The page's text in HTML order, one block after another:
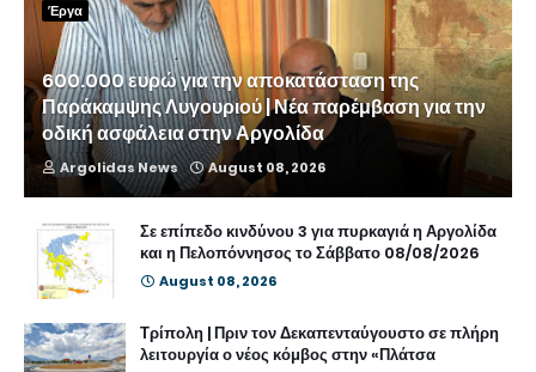
Έργα
600.000 ευρώ για την αποκατάσταση της
Παράκαμψης Λυγουριού | Νέα παρέμβαση για την
οδική ασφάλεια στην Αργολίδα
Argolidas News August 08, 2026
Σε επίπεδο κινδύνου 3 για πυρκαγιά η Αργολίδα
και η Πελοπόννησος το Σάββατο 08/08/2026
August 08, 2026
Τρίπολη | Πριν τον Δεκαπενταύγουστο σε πλήρη
λειτουργία ο νέος κόμβος στην «Πλάτσα